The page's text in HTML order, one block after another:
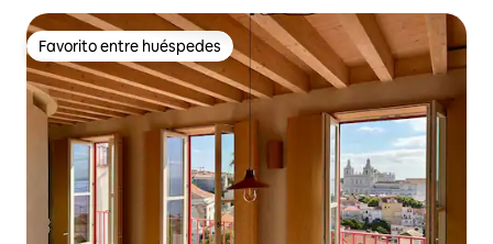
Favorito entre huéspedes
Favorito entre huéspedes